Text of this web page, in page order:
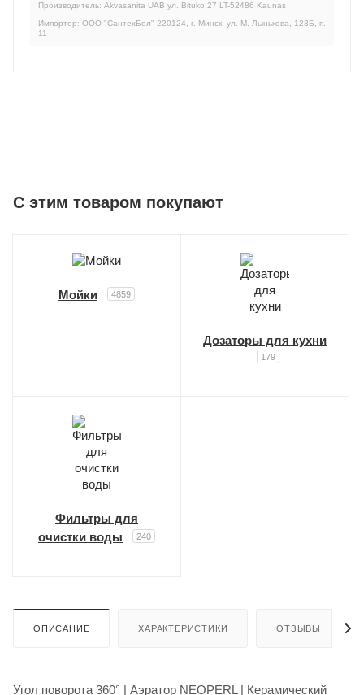
Производитель: Akvasanita UAB ул. Bituko 27 LT-52486 Kaunas
Импортер: ООО "СантехБел" 220124, г. Минск, ул. М. Лынькова, 123Б, п.
11
C этим товаром покупают
Мойки 4859
Дозаторы для кухни
179
Фильтры для
очистки воды
240
ОПИСАНИЕ ХАРАКТЕРИСТИКИ ОТЗЫВЫ
Угол поворота 360° | Аэратор NEOPERL | Керамический